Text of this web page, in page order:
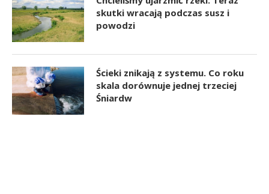
skutki wracają podczas susz i
powodzi
Ścieki znikają z systemu. Co roku
skala dorównuje jednej trzeciej
Śniardw